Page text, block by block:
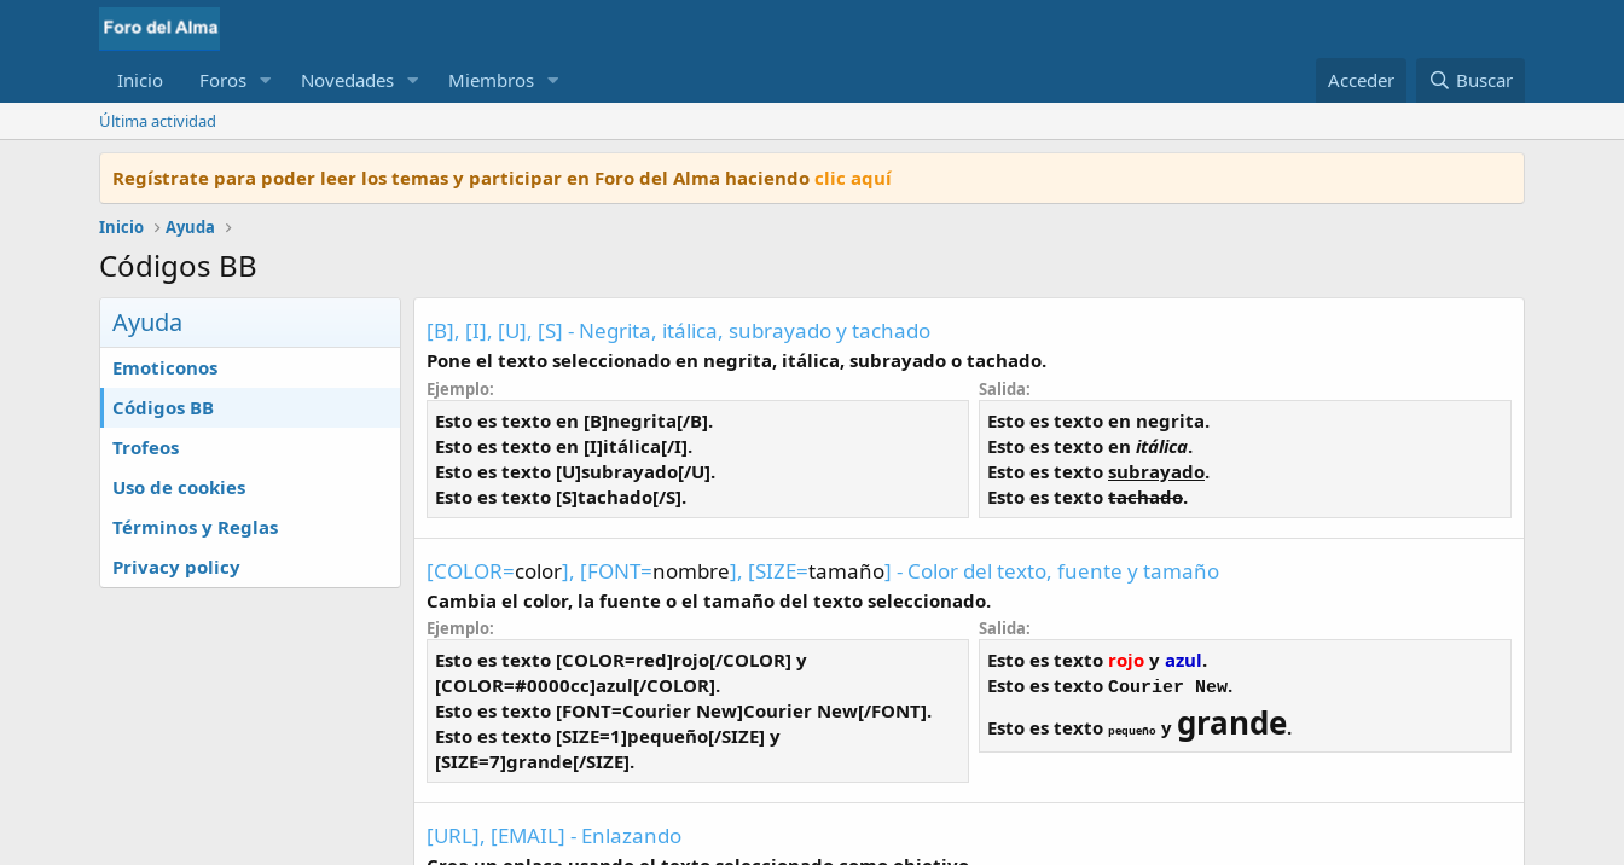
Inicio Foros Novedades Miembros Acceder Buscar
Última actividad
Regístrate para poder leer los temas y participar en Foro del Alma haciendo clic aquí
Inicio Ayuda
Códigos BB
Ayuda
Emoticonos
Códigos BB
Trofeos
Uso de cookies
Términos y Reglas
Privacy policy
[B], [I], [U], [S] - Negrita, itálica, subrayado y tachado
Pone el texto seleccionado en negrita, itálica, subrayado o tachado.
Ejemplo:
Esto es texto en [B]negrita[/B].
Esto es texto en [I]itálica[/I].
Esto es texto [U]subrayado[/U].
Esto es texto [S]tachado[/S].
Salida:
Esto es texto en negrita.
Esto es texto en itálica.
Esto es texto subrayado.
Esto es texto tachado.
[COLOR=color], [FONT=nombre], [SIZE=tamaño] - Color del texto, fuente y tamaño
Cambia el color, la fuente o el tamaño del texto seleccionado.
Ejemplo:
Esto es texto [COLOR=red]rojo[/COLOR] y
[COLOR=#0000cc]azul[/COLOR].
Esto es texto [FONT=Courier New]Courier New[/FONT].
Esto es texto [SIZE=1]pequeño[/SIZE] y
[SIZE=7]grande[/SIZE].
Salida:
Esto es texto rojo y azul.
Esto es texto Courier New.
Esto es texto pequeño y grande.
[URL], [EMAIL] - Enlazando